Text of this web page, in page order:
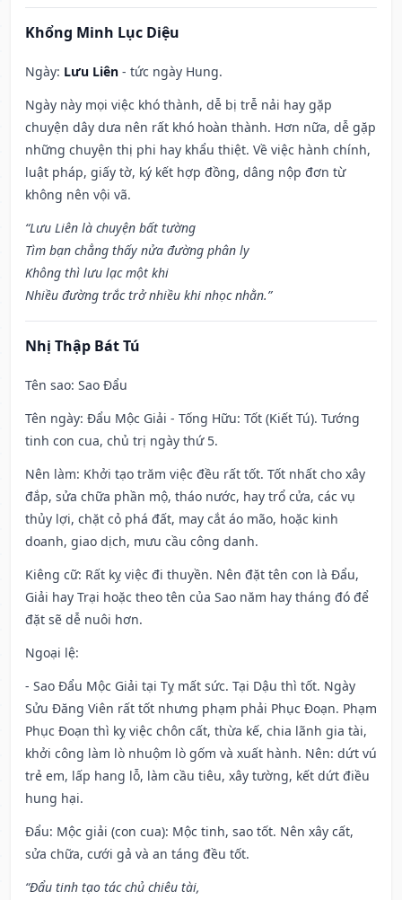
Khổng Minh Lục Diệu
Ngày: Lưu Liên - tức ngày Hung.
Ngày này mọi việc khó thành, dễ bị trễ nải hay gặp
chuyện dây dưa nên rất khó hoàn thành. Hơn nữa, dễ gặp
những chuyện thị phi hay khẩu thiệt. Về việc hành chính,
luật pháp, giấy tờ, ký kết hợp đồng, dâng nộp đơn từ
không nên vội vã.
“Lưu Liên là chuyện bất tường
Tìm bạn chẳng thấy nửa đường phân ly
Không thì lưu lạc một khi
Nhiều đường trắc trở nhiều khi nhọc nhằn.”
Nhị Thập Bát Tú
Tên sao: Sao Đẩu
Tên ngày: Đẩu Mộc Giải - Tống Hữu: Tốt (Kiết Tú). Tướng
tinh con cua, chủ trị ngày thứ 5.
Nên làm: Khởi tạo trăm việc đều rất tốt. Tốt nhất cho xây
đắp, sửa chữa phần mộ, tháo nước, hay trổ cửa, các vụ
thủy lợi, chặt cỏ phá đất, may cắt áo mão, hoặc kinh
doanh, giao dịch, mưu cầu công danh.
Kiêng cữ: Rất kỵ việc đi thuyền. Nên đặt tên con là Đẩu,
Giải hay Trại hoặc theo tên của Sao năm hay tháng đó để
đặt sẽ dễ nuôi hơn.
Ngoại lệ:
- Sao Đẩu Mộc Giải tại Tỵ mất sức. Tại Dậu thì tốt. Ngày
Sửu Đăng Viên rất tốt nhưng phạm phải Phục Đoạn. Phạm
Phục Đoạn thì kỵ việc chôn cất, thừa kế, chia lãnh gia tài,
khởi công làm lò nhuộm lò gốm và xuất hành. Nên: dứt vú
trẻ em, lấp hang lỗ, làm cầu tiêu, xây tường, kết dứt điều
hung hại.
Đẩu: Mộc giải (con cua): Mộc tinh, sao tốt. Nên xây cất,
sửa chữa, cưới gả và an táng đều tốt.
“Đẩu tinh tạo tác chủ chiêu tài,